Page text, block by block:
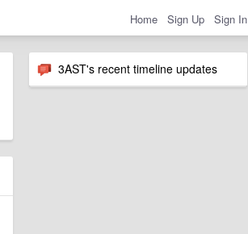
Home Sign Up Sign In
3AST's recent timeline updates